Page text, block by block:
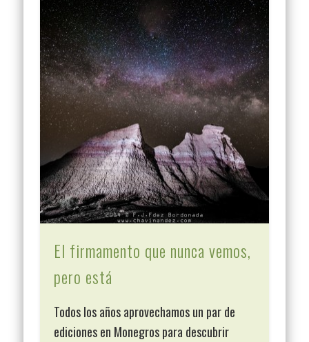
El firmamento que nunca vemos,
pero está
Todos los años aprovechamos un par de
ediciones en Monegros para descubrir